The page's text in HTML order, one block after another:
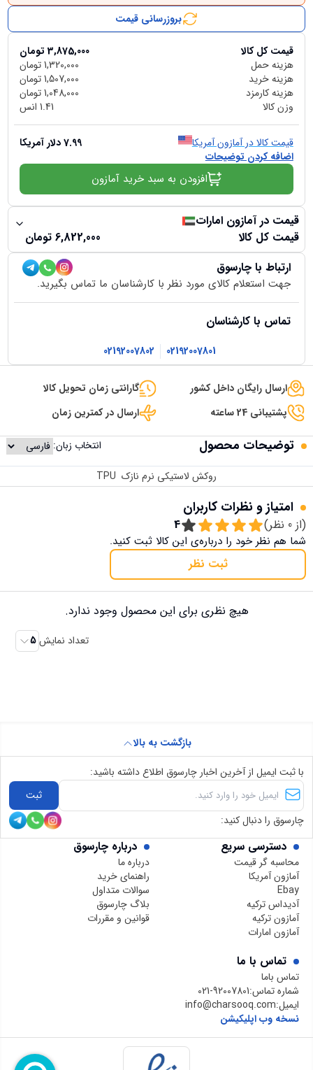
بروزرسانی قیمت
قیمت کل کالا 3,875,000 تومان
هزینه حمل
1,320,000تومان
هزینه خرید
1,507,000تومان
هزینه کارمزد
1,048,000تومان
وزن کالا
1.41 انس
قیمت کالا در آمازون آمریکا 7.99دلار آمریکا
اضافه کردن توضیحات
افزودن به سبد خرید آمازون
قیمت در آمازون امارات
قیمت کل کالا
6,822,000 تومان
ارتباط با چارسوق
جهت استعلام کالای مورد نظر با کارشناسان ما تماس بگیرید.
تماس با کارشناسان
02192007801
02192007802
ارسال رایگان داخل کشور
گارانتی زمان تحویل کالا
پشتیبانی 24 ساعته
ارسال در کمترین زمان
توضیحات محصول
انتخاب زبان:
روکش لاستیکی نرم نازک TPU
امتیاز و نظرات کاربران
(از 0 نظر) 4
شما هم نظر خود را درباره‌ی این کالا ثبت کنید.
ثبت نظر
هیچ نظری برای این محصول وجود ندارد.
تعداد نمایش 5
دسترسی سریع
محاسبه گر قیمت
آمازون آمریکا
Ebay
آدیداس ترکیه
آمازون ترکیه
آمازون امارات
درباره چارسوق
درباره ما
راهنمای خرید
سوالات متداول
بلاگ چارسوق
قوانین و مقررات
تماس با ما
تماس باما
شماره تماس:021-92007801
ایمیل:info@charsooq.com
نسخه وب اپلیکیشن
بازگشت به بالا
با ثبت ایمیل از آخرین اخبار چارسوق اطلاع داشته باشید:
ثبت
چارسوق را دنبال کنید: